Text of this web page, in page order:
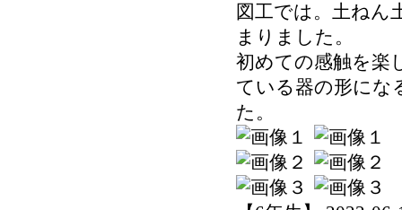
図工では。土ねん
まりました。
初めての感触を楽
ている器の形にな
た。